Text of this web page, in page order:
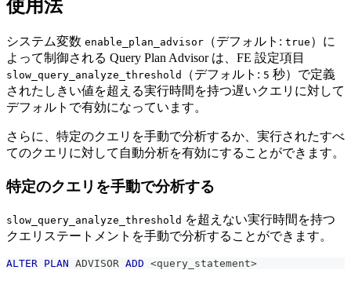
使用法
システム変数 enable_plan_advisor （デフォルト: true ）に
よって制御される Query Plan Advisor は、FE 設定項目
slow_query_analyze_threshold （デフォルト: 5 秒）で定義
されたしきい値を超える実行時間を持つ遅いクエリに対して
デフォルトで有効になっています。
さらに、特定のクエリを手動で分析するか、実行されたすべ
てのクエリに対して自動分析を有効にすることができます。
特定のクエリを手動で分析する
slow_query_analyze_threshold を超えない実行時間を持つ
クエリステートメントを手動で分析することができます。
ALTER PLAN ADVISOR ADD <query_statement>